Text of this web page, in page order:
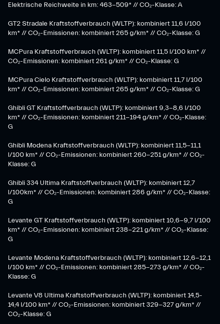
Elektrische Reichweite in km: 463-509* // CO₂-Klasse: A
GT2 Stradale Kraftstoffverbrauch (WLTP): kombiniert 11,6 l/100
km* // CO₂-Emissionen: kombiniert 265 g/km* // CO₂-Klasse: G
MCPura Kraftstoffverbrauch (WLTP): kombiniert 11,5 l/100 km* //
CO₂-Emissionen: kombiniert 261 g/km* // CO₂-Klasse: G
MCPura Cielo Kraftstoffverbrauch (WLTP): kombiniert 11,7 l/100
km* // CO₂-Emissionen: kombiniert 265 g/km* // CO₂-Klasse: G
Ghibli GT Kraftstoffverbrauch (WLTP): kombiniert 9,3-8,6 l/100
km* // CO₂-Emissionen: kombiniert 211-194 g/km* // CO₂-Klasse:
G
Ghibli Modena Kraftstoffverbrauch (WLTP): kombiniert 11,5-11,1
l/100 km* // CO₂-Emissionen: kombiniert 260-251 g/km*​ // CO₂-
Klasse: G​
Ghibli 334 Ultima Kraftstoffverbrauch (WLTP): kombiniert 12,7
l/100km* // CO₂-Emissionen: kombiniert 286 g/km* // CO₂-Klasse:
G
Levante GT Kraftstoffverbrauch (WLTP): kombiniert 10,6-9,7 l/100
km* // CO₂-Emissionen: kombiniert 238-221 g/km* ​// CO₂-Klasse:
G​
Levante Modena Kraftstoffverbrauch (WLTP): kombiniert 12,6-12,1
l/100 km* // CO₂-Emissionen: kombiniert 285-273 g/km*​ // CO₂-
Klasse: G
​Levante V8 Ultima Kraftstoffverbrauch (WLTP): kombiniert 14,5-
14,4 l/100 km* // CO₂-Emissionen: kombiniert 329-327 g/km* //
CO₂-Klasse: G